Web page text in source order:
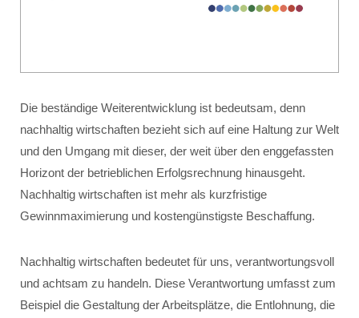
Die beständige Weiterentwicklung ist bedeutsam, denn
nachhaltig wirtschaften bezieht sich auf eine Haltung zur Welt
und den Umgang mit dieser, der weit über den enggefassten
Horizont der betrieblichen Erfolgsrechnung hinausgeht.
Nachhaltig wirtschaften ist mehr als kurzfristige
Gewinnmaximierung und kostengünstigste Beschaffung.
Nachhaltig wirtschaften bedeutet für uns, verantwortungsvoll
und achtsam zu handeln. Diese Verantwortung umfasst zum
Beispiel die Gestaltung der Arbeitsplätze, die Entlohnung, die